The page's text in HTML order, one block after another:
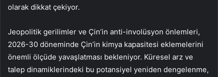
olarak dikkat çekiyor.
Jeopolitik gerilimler ve Çin’in anti-involüsyon önlemleri,
2026-30 döneminde Çin’in kimya kapasitesi eklemelerini
önemli ölçüde yavaşlatması bekleniyor. Küresel arz ve
talep dinamiklerindeki bu potansiyel yeniden dengelenme,